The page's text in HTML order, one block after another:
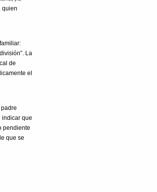
quien
La
de
el
indicar que
pendiente
que se